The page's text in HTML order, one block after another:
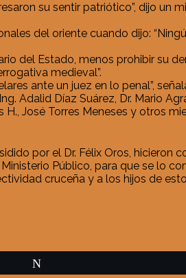
su sentir patriótico”, dijo un
del oriente cuando dijo:
del Estado, menos prohibir su
medieval”.
ante un juez en lo penal”,
Adalid Díaz Suárez, Dr. Mario
H., José Torres Meneses y otros
por el Dr. Félix Oros, hicieron
Público, para que se lo
cruceña y a los hijos de